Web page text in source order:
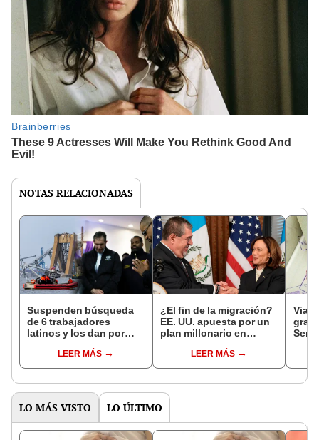
NOTAS RELACIONADAS
Suspenden búsqueda
de 6 trabajadores
latinos y los dan por
puente de Baltimore
LEER MÁS
¿El fin de la migración?
EE. UU. apuesta por un
plan millonario en
LEER MÁS
LO MÁS VISTO LO ÚLTIMO